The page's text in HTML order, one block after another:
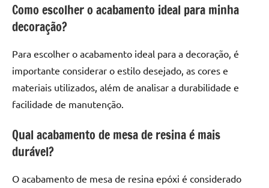
Como escolher o acabamento ideal para minha
decoração?
Para escolher o acabamento ideal para a decoração, é
importante considerar o estilo desejado, as cores e
materiais utilizados, além de analisar a durabilidade e
facilidade de manutenção.
Qual acabamento de mesa de resina é mais
durável?
O acabamento de mesa de resina epóxi é considerado